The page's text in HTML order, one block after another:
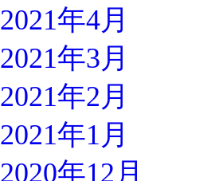
2021年4月
2021年3月
2021年2月
2021年1月
2020年12月